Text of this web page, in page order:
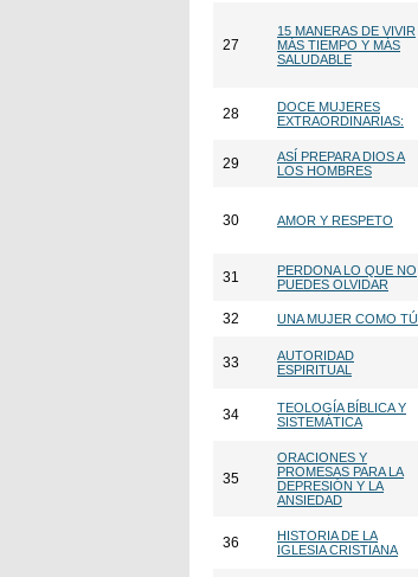
27
15 MANERAS DE VIVIR
MÁS TIEMPO Y MÁS
SALUDABLE
28
DOCE MUJERES
EXTRAORDINARIAS:
29
ASÍ PREPARA DIOS A
LOS HOMBRES
30 AMOR Y RESPETO
31
PERDONA LO QUE NO
PUEDES OLVIDAR
32 UNA MUJER COMO TÚ
33
AUTORIDAD
ESPIRITUAL
34
TEOLOGÍA BÍBLICA Y
SISTEMÁTICA
35
ORACIONES Y
PROMESAS PARA LA
DEPRESIÓN Y LA
ANSIEDAD
36
HISTORIA DE LA
IGLESIA CRISTIANA